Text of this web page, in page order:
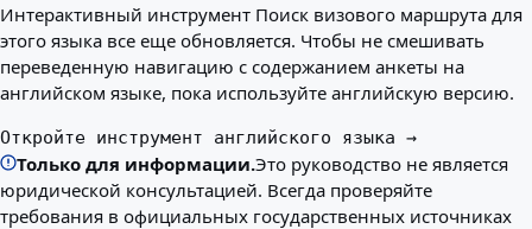
Руководства
Признание квалификаций
Руководства по приезду
Инструменты
Поиск маршрутов визы
Сложность маршрутов
Сравнение стран
Сравнение виз
Интерактивный инструмент Поиск визового маршрута для
этого языка все еще обновляется. Чтобы не смешивать
переведенную навигацию с содержанием анкеты на
английском языке, пока используйте английскую версию.
Откройте инструмент английского языка →
Только для информации.Это руководство не является
юридической консультацией. Всегда проверяйте
требования в официальных государственных источниках